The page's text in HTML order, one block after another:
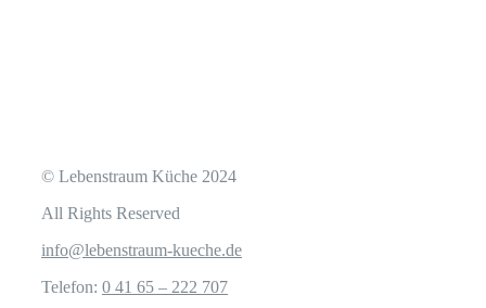
© Lebenstraum Küche 2024
All Rights Reserved
info@lebenstraum-kueche.de
Telefon: 0 41 65 – 222 707